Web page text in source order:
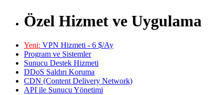
Özel Hizmet ve Uygulama
Yeni: VPN Hizmeti - 6 $/Ay
Program ve Sistemler
Sunucu Destek Hizmeti
DDoS Saldırı Koruma
CDN (Content Delivery Network)
API ile Sunucu Yönetimi